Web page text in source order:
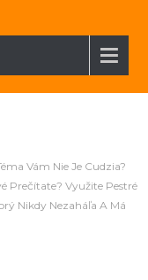
Vám Nie Je Cudzia?
Prečítate? Využite Pestré
Nikdy Nezaháľa A Má